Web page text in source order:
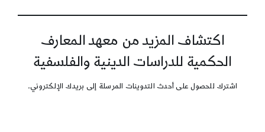
اكتشاف المزيد من معهد المعارف
الحكمية للدراسات الدينية والفلسفية
اشترك للحصول على أحدث التدوينات المرسلة إلى بريدك الإلكتروني.